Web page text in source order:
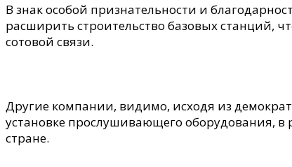
В знак особой признательности и
расширить строительство базовых станций,
сотовой связи.
Другие компании, видимо, исходя из
установке прослушивающего оборудования, в
стране.